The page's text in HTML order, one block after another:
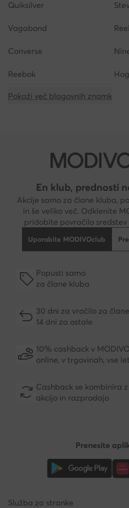
Quiksilver
Vagabond
Converse
Reebok
Pokaži več blagovnih znamk
En klub, prednosti
Akcije samo za člane kluba,
in še veliko več. Odklenite
pridobite povračilo
Uporabite MODIVOclub
Popusti samo
za člane kluba
30 dni za vračilo za
14 dni za ostale
10% cashback v
online, v trgovinah, vse
Cashback se kombinira
akcijo in razprodajo
Prenesite
Služba za stranke